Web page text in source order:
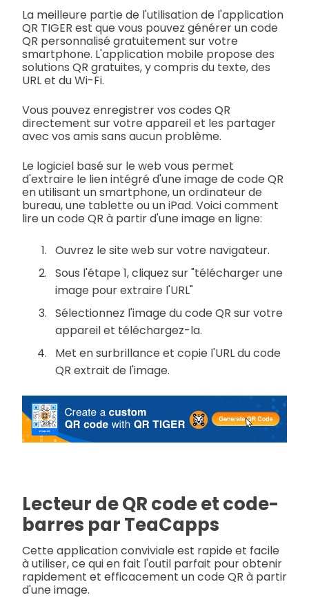
La meilleure partie de l'utilisation de l'application
QR TIGER est que vous pouvez générer un code
QR personnalisé gratuitement sur votre
smartphone. L'application mobile propose des
solutions QR gratuites, y compris du texte, des
URL et du Wi-Fi.
Vous pouvez enregistrer vos codes QR
directement sur votre appareil et les partager
avec vos amis sans aucun problème.
Le logiciel basé sur le web vous permet
d'extraire le lien intégré d'une image de code QR
en utilisant un smartphone, un ordinateur de
bureau, une tablette ou un iPad. Voici comment
lire un code QR à partir d'une image en ligne:
Ouvrez le site web sur votre navigateur.
Sous l'étape 1, cliquez sur "télécharger une
image pour extraire l'URL"
Sélectionnez l'image du code QR sur votre
appareil et téléchargez-la.
Met en surbrillance et copie l'URL du code
QR extrait de l'image.
Lecteur de QR code et code-
barres par TeaCapps
Cette application conviviale est rapide et facile
à utiliser, ce qui en fait l'outil parfait pour obtenir
rapidement et efficacement un code QR à partir
d'une image.